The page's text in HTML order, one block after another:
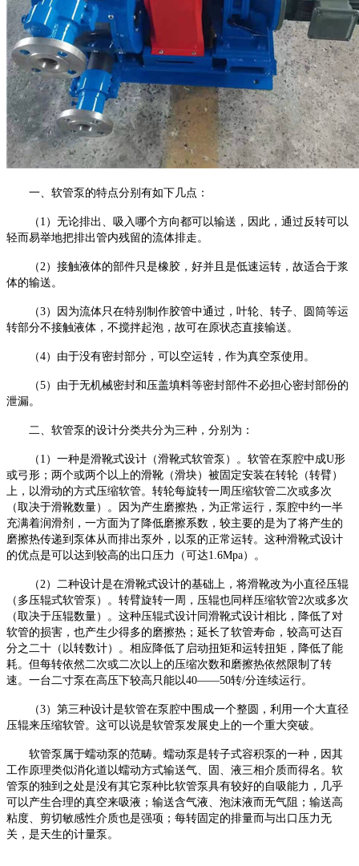
一、软管泵的特点分别有如下几点：
（ 1）无论排出、吸入哪个方向都可以输送，因此，通过反转可以
轻而易举地把排出管内残留的流体排走。
（2）接触液体的部件只是橡胶，好并且是低速运转，故适合于浆
体的输送。
（3）因为流体只在特别制作胶管中通过，叶轮、转子、圆筒等运
转部分不接触液体，不搅拌起泡，故可在原状态直接输送。
（4）由于没有密封部分，可以空运转，作为真空泵使用。
（5）由于无机械密封和压盖填料等密封部件不必担心密封部份的
泄漏。
二、软管泵的设计分类共分为三种，分别为：
（ 1）一种是滑靴式设计（滑靴式软管泵）。软管在泵腔中成U形
或弓形；两个或两个以上的滑靴（滑块）被固定安装在转轮（转臂）
上，以滑动的方式压缩软管。转轮每旋转一周压缩软管二次或多次
（取决于滑靴数量）。因为产生磨擦热，为正常运行，泵腔中约一半
充满着润滑剂，一方面为了降低磨擦系数，较主要的是为了将产生的
磨擦热传递到泵体从而排出泵外，以泵的正常运转。这种滑靴式设计
的优点是可以达到较高的出口压力（可达1.6Mpa）。
（2）二种设计是在滑靴式设计的基础上，将滑靴改为小直径压辊
（多压辊式软管泵）。转臂旋转一周，压辊也同样压缩软管2次或多次
（取决于压辊数量）。这种压辊式设计同滑靴式设计相比，降低了对
软管的损害，也产生少得多的磨擦热；延长了软管寿命，较高可达百
分之二十（以转数计）。相应降低了启动扭矩和运转扭矩，降低了能
耗。但每转依然二次或二次以上的压缩次数和磨擦热依然限制了转
速。一台二寸泵在高压下较高只能以40——50转/分连续运行。
（3）第三种设计是软管在泵腔中围成一个整圆，利用一个大直径
压辊来压缩软管。这可以说是软管泵发展史上的一个重大突破。
软管泵属于蠕动泵的范畴。蠕动泵是转子式容积泵的一种，因其
工作原理类似消化道以蠕动方式输送气、固、液三相介质而得名。软
管泵的独到之处是没有其它泵种比软管泵具有较好的自吸能力，几乎
可以产生合理的真空来吸液；输送含气液、泡沫液而无气阻；输送高
粘度、剪切敏感性介质也是强项；每转固定的排量而与出口压力无
关，是天生的计量泵。